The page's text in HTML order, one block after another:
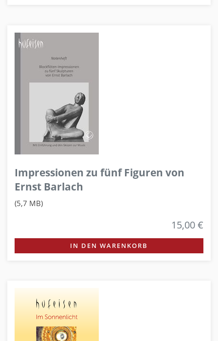
Impressionen zu fünf Figuren von
Ernst Barlach
(5,7 MB)
15,00 €
IN DEN WARENKORB